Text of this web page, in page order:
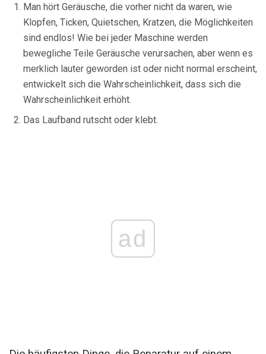
Man hört Geräusche, die vorher nicht da waren, wie
Klopfen, Ticken, Quietschen, Kratzen, die Möglichkeiten
sind endlos! Wie bei jeder Maschine werden
bewegliche Teile Geräusche verursachen, aber wenn es
merklich lauter geworden ist oder nicht normal erscheint,
entwickelt sich die Wahrscheinlichkeit, dass sich die
Wahrscheinlichkeit erhöht.
Das Laufband rutscht oder klebt.
ad